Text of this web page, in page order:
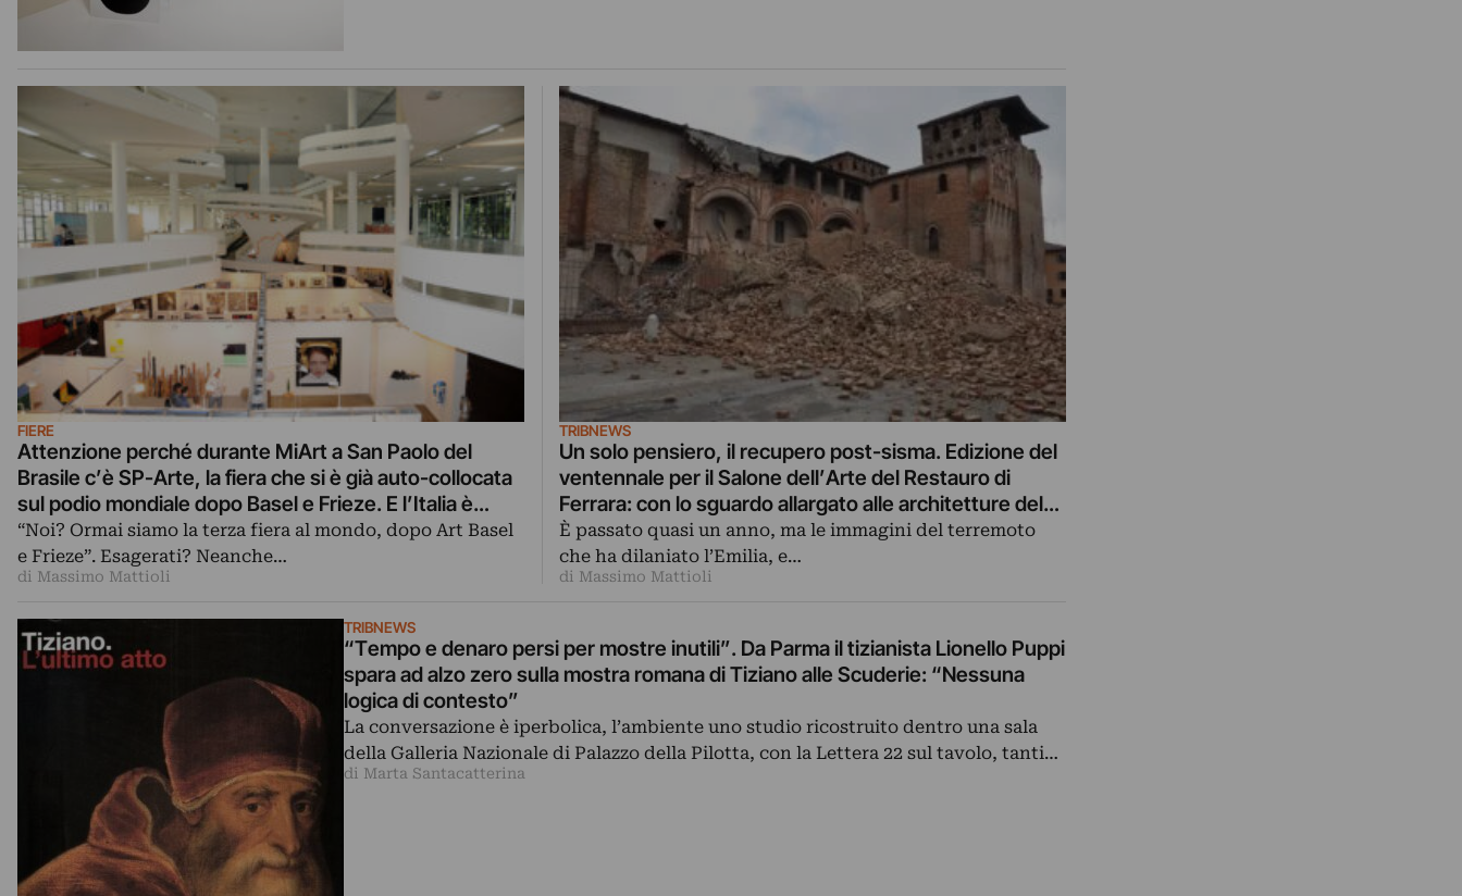
FIERE
Attenzione perché durante MiArt a San Paolo del
Brasile c’è SP-Arte, la fiera che si è già auto-collocata
sul podio mondiale dopo Basel e Frieze. E l’Italia è
presente con Noero, Lia Rumma e Continua
“Noi? Ormai siamo la terza fiera al mondo, dopo Art Basel
e Frieze”. Esagerati? Neanche…
di Massimo Mattioli
TRIBNEWS
Un solo pensiero, il recupero post-sisma. Edizione del
ventennale per il Salone dell’Arte del Restauro di
Ferrara: con lo sguardo allargato alle architetture del
Novecento
È passato quasi un anno, ma le immagini del terremoto
che ha dilaniato l’Emilia, e…
di Massimo Mattioli
TRIBNEWS
“Tempo e denaro persi per mostre inutili”. Da Parma il tizianista Lionello Puppi
spara ad alzo zero sulla mostra romana di Tiziano alle Scuderie: “Nessuna
logica di contesto”
La conversazione è iperbolica, l’ambiente uno studio ricostruito dentro una sala
della Galleria Nazionale di Palazzo della Pilotta, con la Lettera 22 sul tavolo, tanti…
di Marta Santacatterina